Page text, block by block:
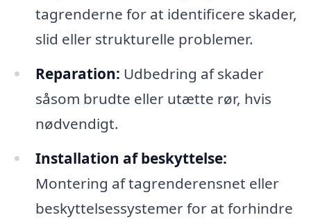
tagrenderne for at identificere skader,
slid eller strukturelle problemer.
Reparation: Udbedring af skader
såsom brudte eller utætte rør, hvis
nødvendigt.
Installation af beskyttelse:
Montering af tagrenderensnet eller
beskyttelsessystemer for at forhindre